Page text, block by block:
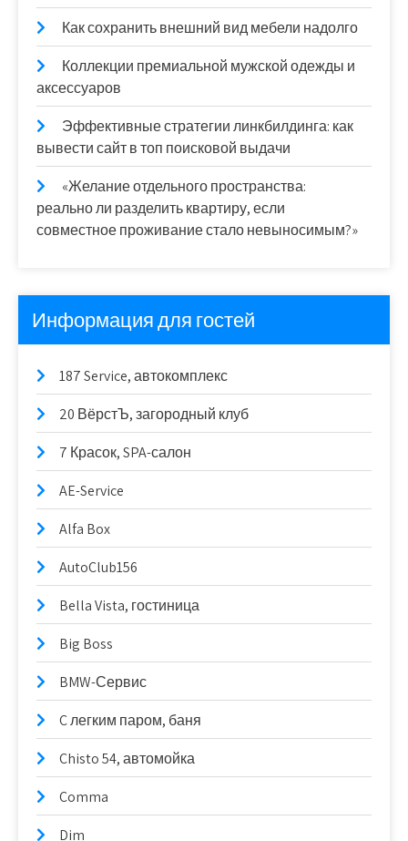
Как сохранить внешний вид мебели надолго
Коллекции премиальной мужской одежды и
аксессуаров
Эффективные стратегии линкбилдинга: как
вывести сайт в топ поисковой выдачи
«Желание отдельного пространства:
реально ли разделить квартиру, если
совместное проживание стало невыносимым?»
Информация для гостей
187 Service, автокомплекс
20 ВёрстЪ, загородный клуб
7 Красок, SPA-салон
AE-Service
Alfa Box
AutoClub156
Bella Vista, гостиница
Big Boss
BMW-Сервис
C легким паром, баня
Chisto 54, автомойка
Comma
Dim